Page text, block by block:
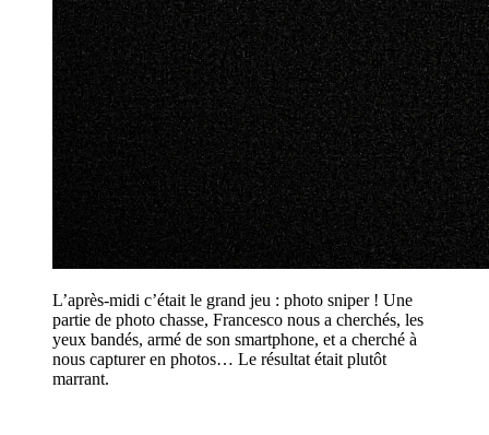
L’après-midi c’était le grand jeu : photo sniper ! Une
partie de photo chasse, Francesco nous a cherchés, les
yeux bandés, armé de son smartphone, et a cherché à
nous capturer en photos… Le résultat était plutôt
marrant.